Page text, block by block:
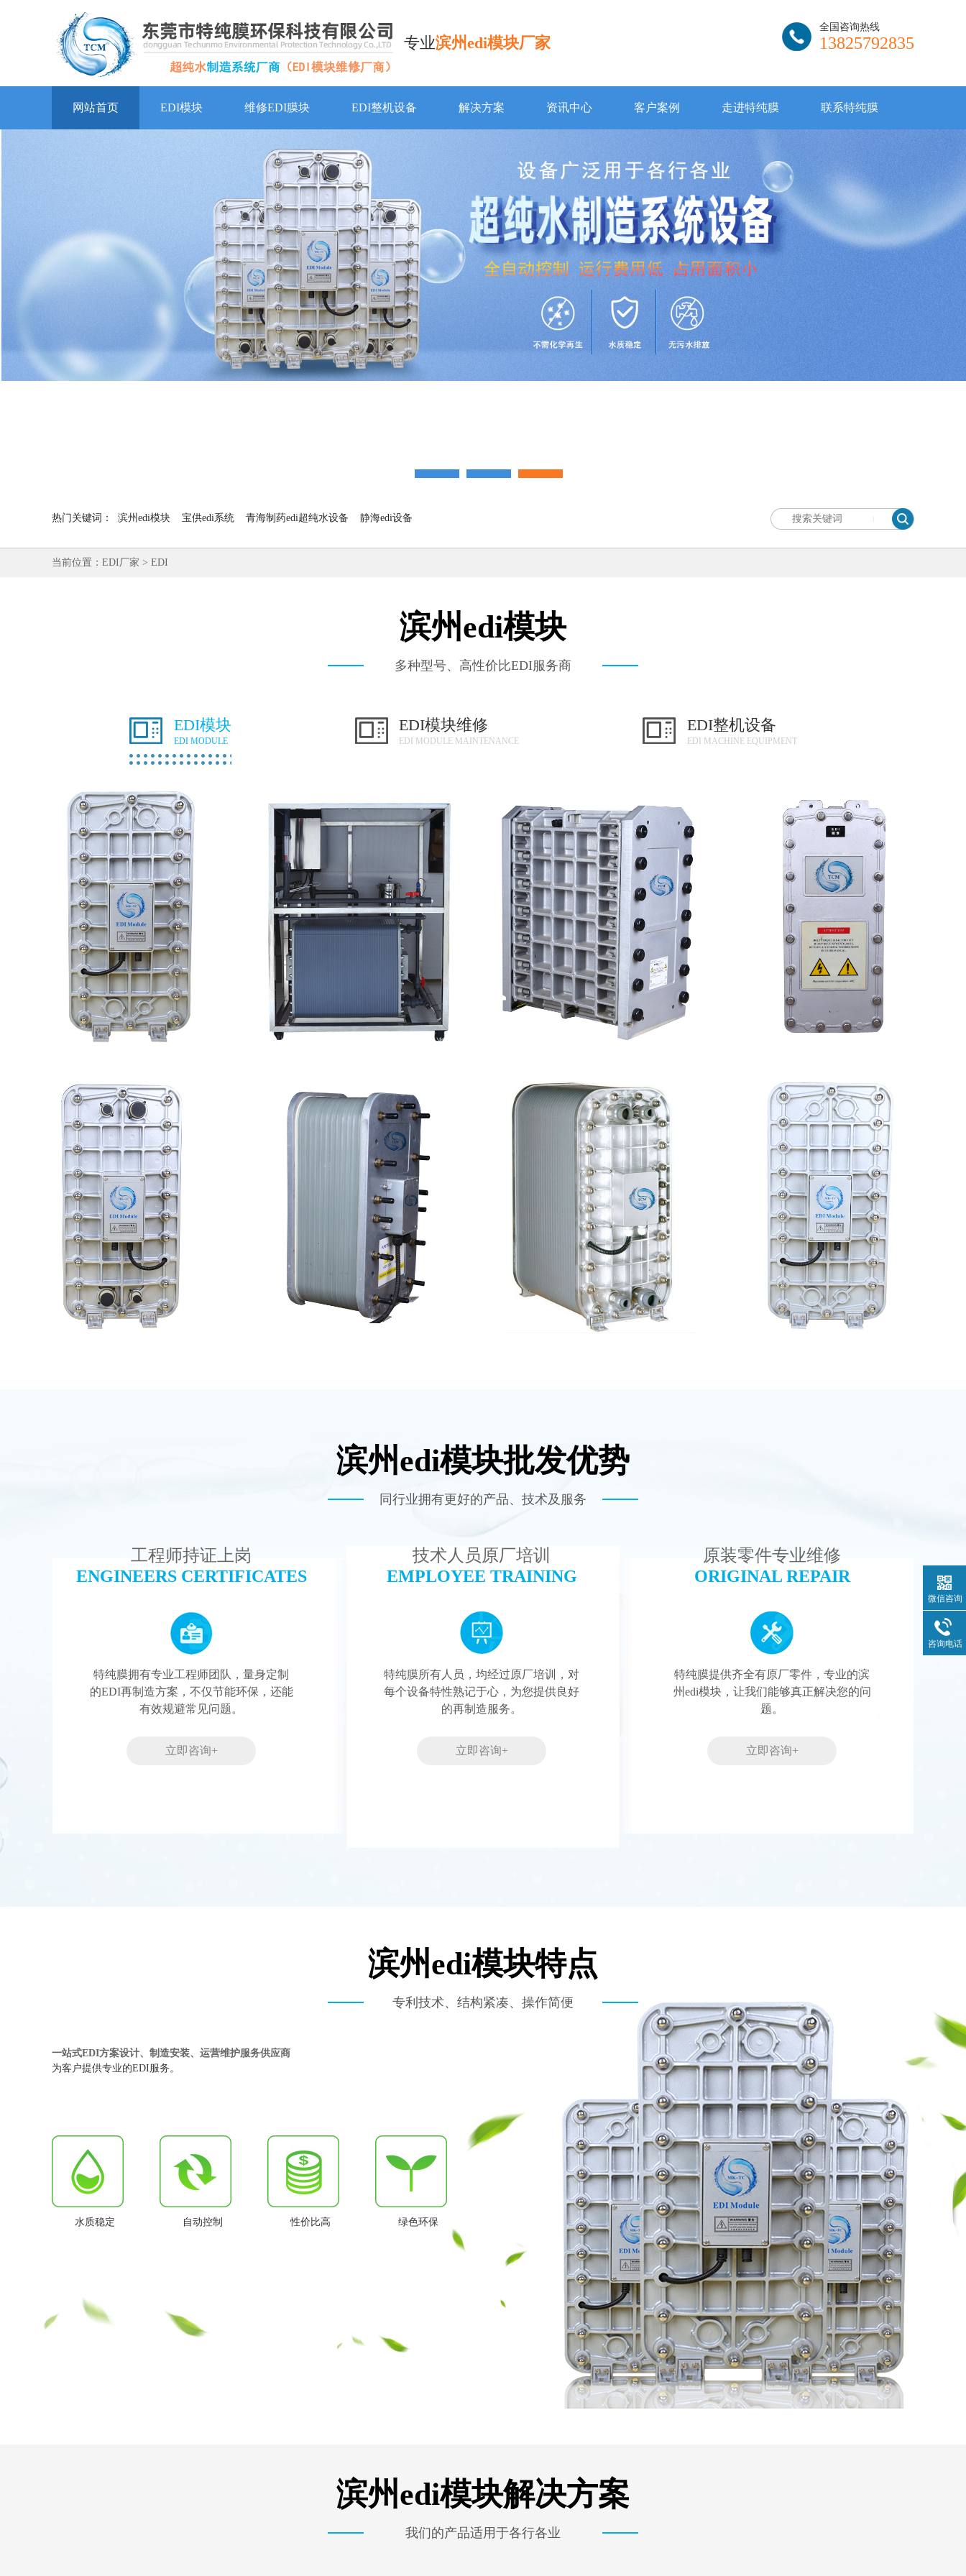
专业滨州edi模块厂家
全国咨询热线
13825792835
网站首页 EDI模块 维修EDI膜块 EDI整机设备 解决方案 资讯中心 客户案例 走进特纯膜 联系特纯膜
热门关键词： 滨州edi模块 宝供edi系统 青海制药edi超纯水设备 静海edi设备
当前位置： EDI厂家 > EDI
滨州edi模块
多种型号、高性价比EDI服务商
EDI模块
EDI MODULE
EDI模块维修
EDI MODULE MAINTENANCE
EDI整机设备
EDI MACHINE EQUIPMENT
MK-TC50 EDI模块
查看详情
MK-TC500 EDI设备维修
查看详情
GE EDI模块维修
查看详情
坎普尔EDI膜堆维修
查看详情
PureTec （浦睿）EDI模块维修
查看详情
麦克尼斯EDI模块维修
查看详情
滨州edi模块批发优势
同行业拥有更好的产品、技术及服务
工程师持证上岗
ENGINEERS CERTIFICATES
特纯膜拥有专业工程师团队，量身定制
的EDI再制造方案，不仅节能环保，还能
有效规避常见问题。
立即咨询+
技术人员原厂培训
EMPLOYEE TRAINING
特纯膜所有人员，均经过原厂培训，对
每个设备特性熟记于心，为您提供良好
的再制造服务。
立即咨询+
原装零件专业维修
ORIGINAL REPAIR
特纯膜提供齐全有原厂零件，专业的滨
州edi模块，让我们能够真正解决您的问
题。
立即咨询+
滨州edi模块特点
专利技术、结构紧凑、操作简便
一站式EDI方案设计、制造安装、运营维护服务供应商
为客户提供专业的EDI服务。
水质稳定 自动控制 性价比高 绿色环保
滨州edi模块解决方案
我们的产品适用于各行各业
微信咨询
咨询电话